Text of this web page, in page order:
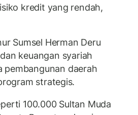
kredit yang rendah,
Sumsel Herman Deru
keuangan syariah
pembangunan daerah
strategis.
100.000 Sultan Muda